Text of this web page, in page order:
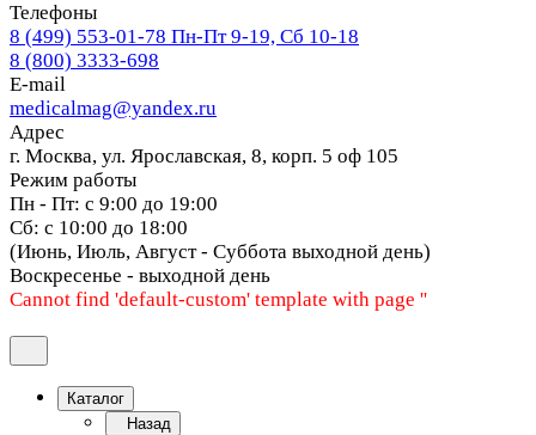
Телефоны
8 (499) 553-01-78 Пн-Пт 9-19, Сб 10-18
8 (800) 3333-698
E-mail
medicalmag@yandex.ru
Адрес
г. Москва, ул. Ярославская, 8, корп. 5 оф 105
Режим работы
Пн - Пт: с 9:00 до 19:00
Сб: с 10:00 до 18:00
(Июнь, Июль, Август - Суббота выходной день)
Воскресенье - выходной день
Cannot find 'default-custom' template with page ''
Каталог
Назад